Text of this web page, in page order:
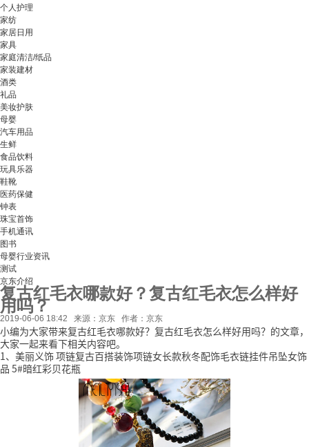
个人护理
家纺
家居日用
家具
家庭清洁/纸品
家装建材
酒类
礼品
美妆护肤
母婴
汽车用品
生鲜
食品饮料
玩具乐器
鞋靴
医药保健
钟表
珠宝首饰
手机通讯
图书
母婴行业资讯
测试
京东介绍
复古红毛衣哪款好？复古红毛衣怎么样好
用吗？
2019-06-06 18:42 来源：京东 作者：京东
小编为大家带来复古红毛衣哪款好？复古红毛衣怎么样好用吗？的文章，
大家一起来看下相关内容吧。
1、美丽义饰 项链复古百搭装饰项链女长款秋冬配饰毛衣链挂件吊坠女饰
品 5#暗红彩贝花瓶